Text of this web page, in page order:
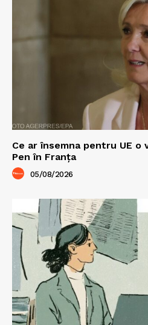
Ce ar însemna pentru UE o
Pen în Franța
05/08/2026